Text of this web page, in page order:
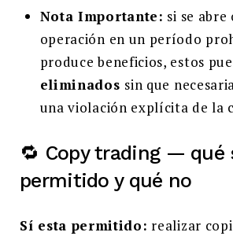
Nota Importante: si se
operación en un período
produce beneficios, estos
eliminados sin que
una violación explícita de la
🔁 Copy trading — qué
permitido y qué no
Sí esta permitido: realizar